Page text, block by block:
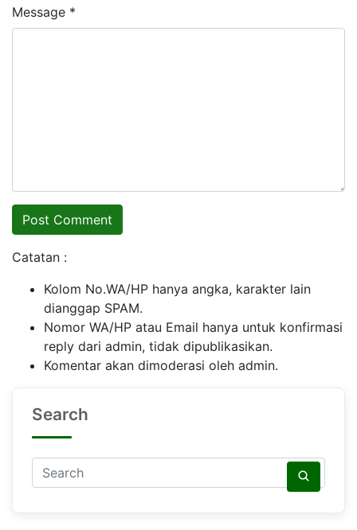
Message *
Catatan :
Kolom No.WA/HP hanya angka, karakter lain
dianggap SPAM.
Nomor WA/HP atau Email hanya untuk konfirmasi
reply dari admin, tidak dipublikasikan.
Komentar akan dimoderasi oleh admin.
Search